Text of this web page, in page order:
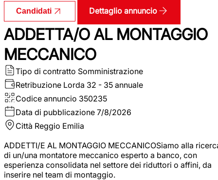
Candidati Dettaglio annuncio
ADDETTA/O AL MONTAGGIO
MECCANICO
Tipo di contratto Somministrazione
Retribuzione Lorda 32 - 35 annuale
Codice annuncio 350235
Data di pubblicazione 7/8/2026
Città Reggio Emilia
ADDETTI/E AL MONTAGGIO MECCANICOSiamo alla
di un/una montatore meccanico esperto a banco, con
esperienza consolidata nel settore dei riduttori o affini, da
inserire nel team di montaggio.